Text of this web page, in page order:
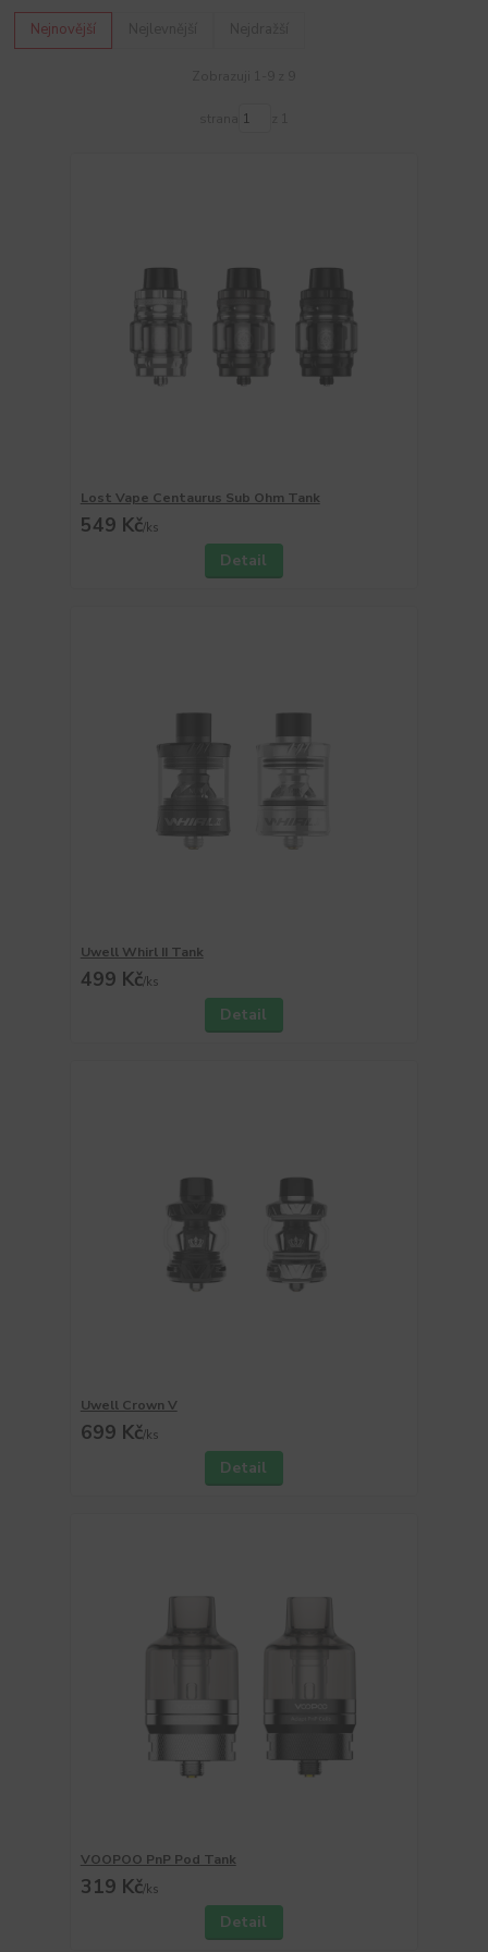
Nejnovější
Lost Vape Centaurus Sub Ohm Tank
549 Kč/ks
Detail
Uwell Whirl II Tank
499 Kč/ks
Detail
Uwell Crown V
699 Kč/ks
Detail
VOOPOO PnP Pod Tank
319 Kč/ks
Detail